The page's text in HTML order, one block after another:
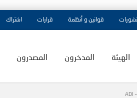
قوانين و أنظمة قرارات اشتراك
الهيئة المدخرون المصدرون
ADI